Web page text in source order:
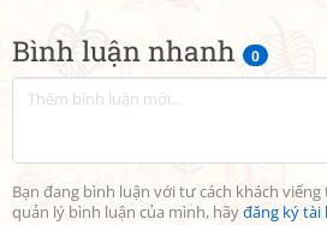
Bình luận nhanh 0
Bạn đang bình luận với tư cách khách
quản lý bình luận của mình, hãyđăng ký tài